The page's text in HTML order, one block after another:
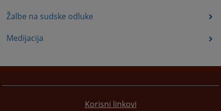
Žalbe na sudske odluke
Medijacija
Korisni linkovi